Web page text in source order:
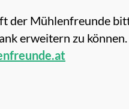
der Mühlenfreunde
erweitern zu